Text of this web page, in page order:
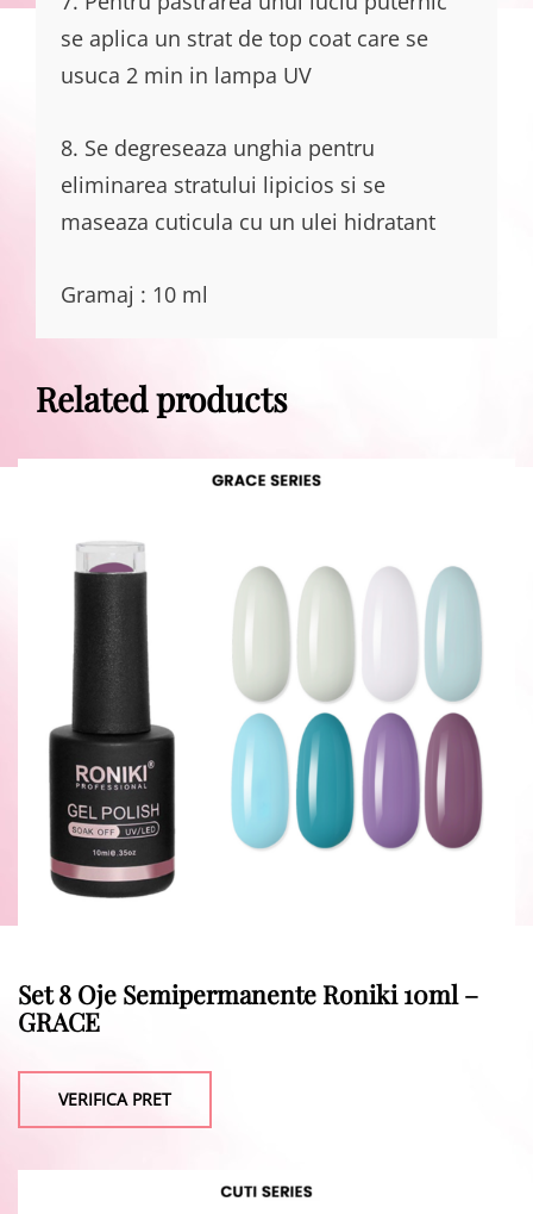
se aplica un strat de top coat care se
usuca 2 min in lampa UV
8. Se degreseaza unghia pentru
eliminarea stratului lipicios si se
maseaza cuticula cu un ulei hidratant
Gramaj : 10 ml
Related products
Set 8 Oje Semipermanente Roniki 10ml –
GRACE
VERIFICA PRET